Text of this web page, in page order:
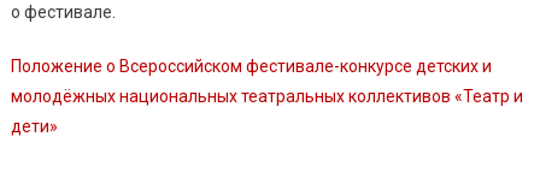
о фестивале.
Положение о Всероссийском фестивале-конкурсе детских и
молодёжных национальных театральных коллективов «Театр и
дети»